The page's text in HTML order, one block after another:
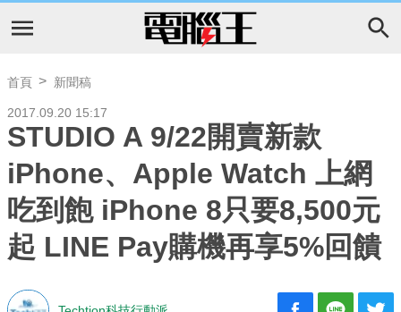
首頁 新聞稿
2017.09.20 15:17
STUDIO A 9/22開賣新款
iPhone、Apple Watch 上網
吃到飽 iPhone 8只要8,500元
起 LINE Pay購機再享5%回饋